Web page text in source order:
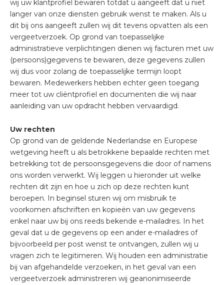
wij uw klantprofiel bewaren totdat u aangeeft dat u niet
langer van onze diensten gebruik wenst te maken. Als u
dit bij ons aangeeft zullen wij dit tevens opvatten als een
vergeetverzoek. Op grond van toepasselijke
administratieve verplichtingen dienen wij facturen met uw
(persoons)gegevens te bewaren, deze gegevens zullen
wij dus voor zolang de toepasselijke termijn loopt
bewaren. Medewerkers hebben echter geen toegang
meer tot uw cliëntprofiel en documenten die wij naar
aanleiding van uw opdracht hebben vervaardigd.
Uw rechten
Op grond van de geldende Nederlandse en Europese
wetgeving heeft u als betrokkene bepaalde rechten met
betrekking tot de persoonsgegevens die door of namens
ons worden verwerkt. Wij leggen u hieronder uit welke
rechten dit zijn en hoe u zich op deze rechten kunt
beroepen. In beginsel sturen wij om misbruik te
voorkomen afschriften en kopieën van uw gegevens
enkel naar uw bij ons reeds bekende e-mailadres. In het
geval dat u de gegevens op een ander e-mailadres of
bijvoorbeeld per post wenst te ontvangen, zullen wij u
vragen zich te legitimeren. Wij houden een administratie
bij van afgehandelde verzoeken, in het geval van een
vergeetverzoek administreren wij geanonimiseerde